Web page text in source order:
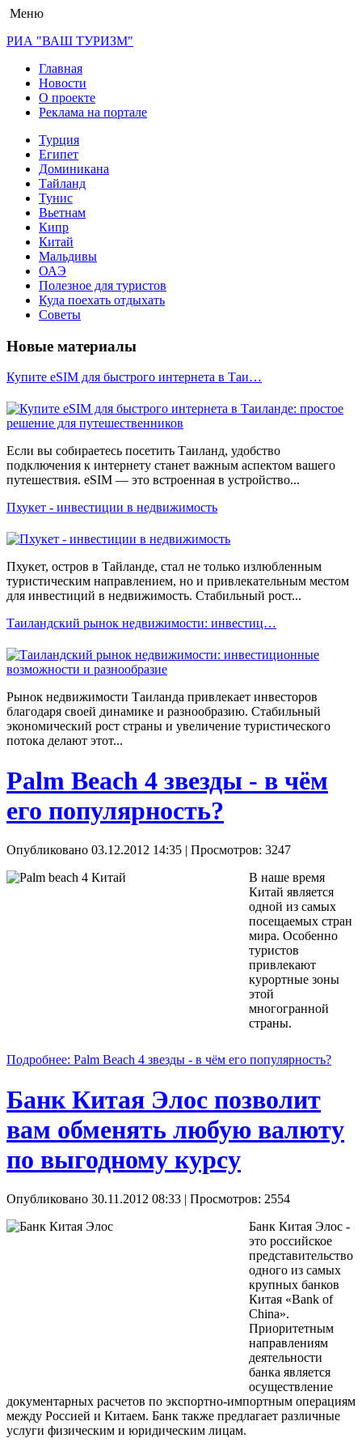
Меню
РИА "ВАШ ТУРИЗМ"
Главная
Новости
О проекте
Реклама на портале
Турция
Египет
Доминикана
Тайланд
Тунис
Вьетнам
Кипр
Китай
Мальдивы
ОАЭ
Полезное для туристов
Куда поехать отдыхать
Советы
Новые материалы
Купите eSIM для быстрого интернета в Таи…
Если вы собираетесь посетить Таиланд, удобство
подключения к интернету станет важным аспектом вашего
путешествия. eSIM — это встроенная в устройство...
Пхукет - инвестиции в недвижимость
Пхукет, остров в Тайланде, стал не только излюбленным
туристическим направлением, но и привлекательным местом
для инвестиций в недвижимость. Стабильный рост...
Таиландский рынок недвижимости: инвестиц…
Рынок недвижимости Таиланда привлекает инвесторов
благодаря своей динамике и разнообразию. Стабильный
экономический рост страны и увеличение туристического
потока делают этот...
Palm Beach 4 звезды - в чём
его популярность?
Опубликовано 03.12.2012 14:35 | Просмотров: 3247
В наше время
Китай является
одной из самых
посещаемых стран
мира. Особенно
туристов
привлекают
курортные зоны
этой
многогранной
страны.
Подробнее: Palm Beach 4 звезды - в чём его популярность?
Банк Китая Элос позволит
вам обменять любую валюту
по выгодному курсу
Опубликовано 30.11.2012 08:33 | Просмотров: 2554
Банк Китая Элос -
это российское
представительство
одного из самых
крупных банков
Китая «Bank of
China».
Приоритетным
направлениям
деятельности
банка является
осуществление
документарных расчетов по экспортно-импортным операциям
между Россией и Китаем. Банк также предлагает различные
услуги физическим и юридическим лицам.